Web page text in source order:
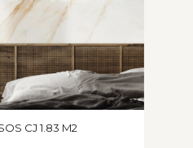
CJ 1.83 M2